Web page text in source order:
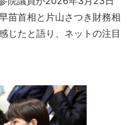
苗首相と片山さつき財務相
じたと語り、ネットの注目